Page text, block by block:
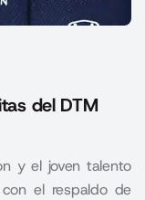
del DTM
y el joven talento
el respaldo de